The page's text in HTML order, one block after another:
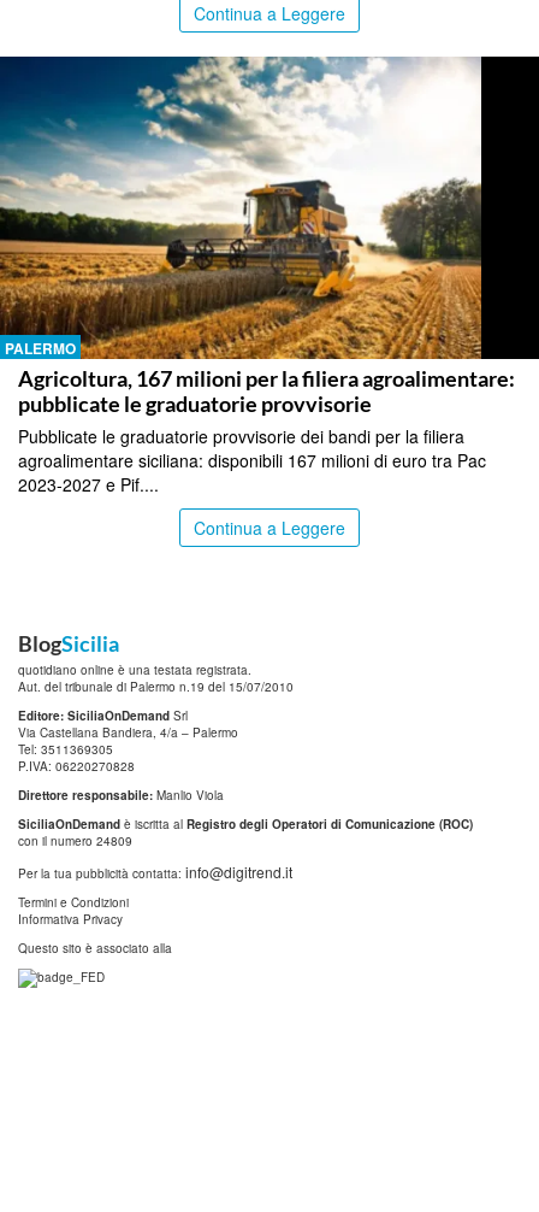
Continua a Leggere
PALERMO
Agricoltura, 167 milioni per la filiera agroalimentare:
pubblicate le graduatorie provvisorie
Pubblicate le graduatorie provvisorie dei bandi per la filiera
agroalimentare siciliana: disponibili 167 milioni di euro tra Pac
2023-2027 e Pif....
Continua a Leggere
BlogSicilia
quotidiano online è una testata registrata.
Aut. del tribunale di Palermo n.19 del 15/07/2010
Editore: SiciliaOnDemand Srl
Via Castellana Bandiera, 4/a – Palermo
Tel: 3511369305
P.IVA: 06220270828
Direttore responsabile: Manlio Viola
SiciliaOnDemand è iscritta al Registro degli Operatori di Comunicazione (ROC)
con il numero 24809
Per la tua pubblicità contatta: info@digitrend.it
Termini e Condizioni
Informativa Privacy
Questo sito è associato alla